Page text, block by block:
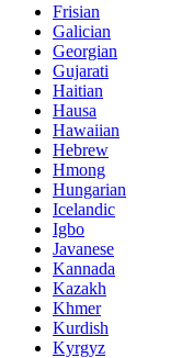
Frisian
Galician
Georgian
Gujarati
Haitian
Hausa
Hawaiian
Hebrew
Hmong
Hungarian
Icelandic
Igbo
Javanese
Kannada
Kazakh
Khmer
Kurdish
Kyrgyz